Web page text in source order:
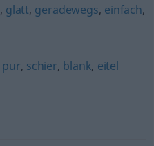
, glatt, geradewegs, einfach,
pur, schier, blank, eitel